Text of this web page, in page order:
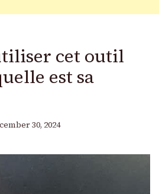
cet outil
est sa
30, 2024